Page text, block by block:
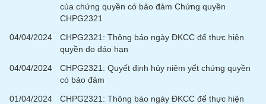
của chứng quyền có bảo đảm Chứng quyền
CHPG2321
04/04/2024
CHPG2321: Thông báo ngày ĐKCC để thực hiện
quyền do đáo hạn
04/04/2024
CHPG2321: Quyết định hủy niêm yết chứng quyền
có bảo đảm
01/04/2024
CHPG2321: Thông báo ngày ĐKCC để thực hiện